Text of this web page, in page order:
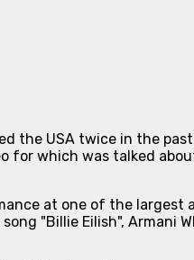
the USA twice in the
for which was talked
at one of the largest
"Billie Eilish", Armani